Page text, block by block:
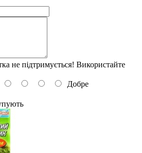
не підтримується! Використайте
Добре